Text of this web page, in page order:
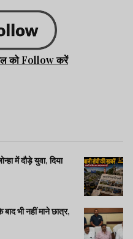
को Follow करें
में दौड़े युवा, दिया
भी नहीं माने छात्र,